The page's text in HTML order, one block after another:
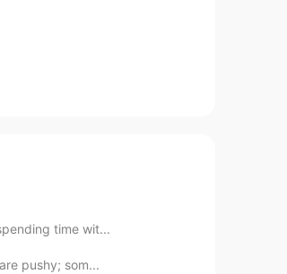
time wit...
pushy; som...